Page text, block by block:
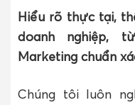
Hiểu rõ thực tại,
doanh nghiệp,
Marketing chuẩn
Chúng tôi luôn